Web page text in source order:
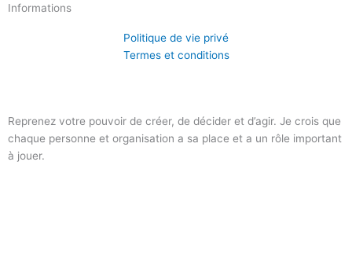
Reprenez votre pouvoir de créer, de décider et d’agir. Je crois que
chaque personne et organisation a sa place et a un rôle important
à jouer.
Informations
Politique de vie privé
Termes et conditions
t
k
-
f
a
g
m
t
e